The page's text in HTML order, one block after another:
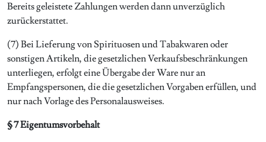
Bereits geleistete Zahlungen werden dann unverzüglich
zurückerstattet.
(7) Bei Lieferung von Spirituosen und Tabakwaren oder
sonstigen Artikeln, die gesetzlichen Verkaufsbeschränkungen
unterliegen, erfolgt eine Übergabe der Ware nur an
Empfangspersonen, die die gesetzlichen Vorgaben erfüllen, und
nur nach Vorlage des Personalausweises.
§ 7 Eigentumsvorbehalt